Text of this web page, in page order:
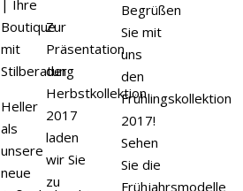
Heller
als
unsere
neue
Zur
Präsentation
der
Herbstkollektion
2017
laden
wir Sie
zu
Begrüßen
Sie mit
uns
den
Frühlingskollektion
2017!
Sehen
Sie die
Frühjahrsmodelle